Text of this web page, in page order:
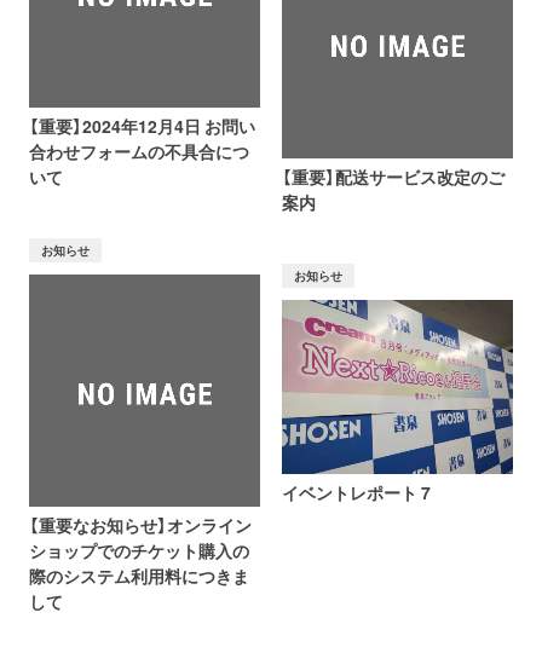
【重要】2024年12月4日 お問い
合わせフォームの不具合につ
いて
【重要】配送サービス改定のご
案内
お知らせ
【重要なお知らせ】オンライン
ショップでのチケット購入の
際のシステム利用料につきま
して
お知らせ
イベントレポート 7